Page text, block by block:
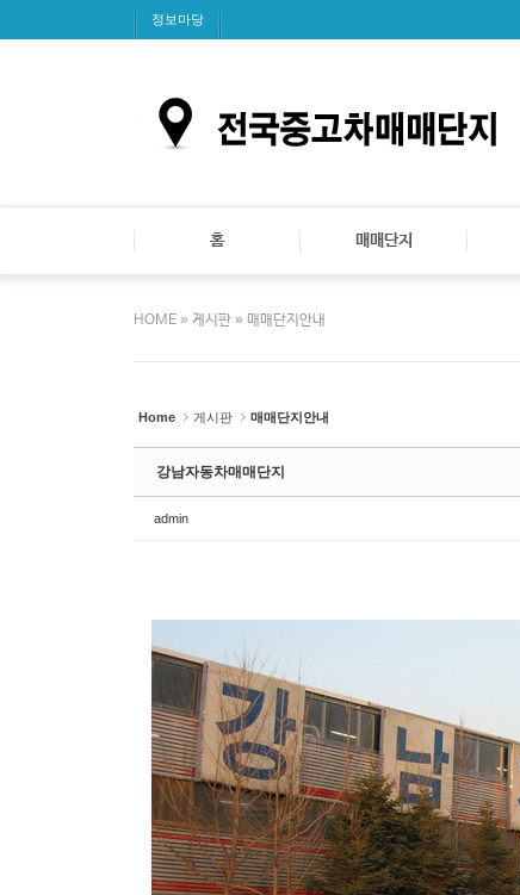
정보마당
홈 매매단지
HOME » 게시판 » 매매단지안내
Home 게시판 매매단지안내
강남자동차매매단지
admin